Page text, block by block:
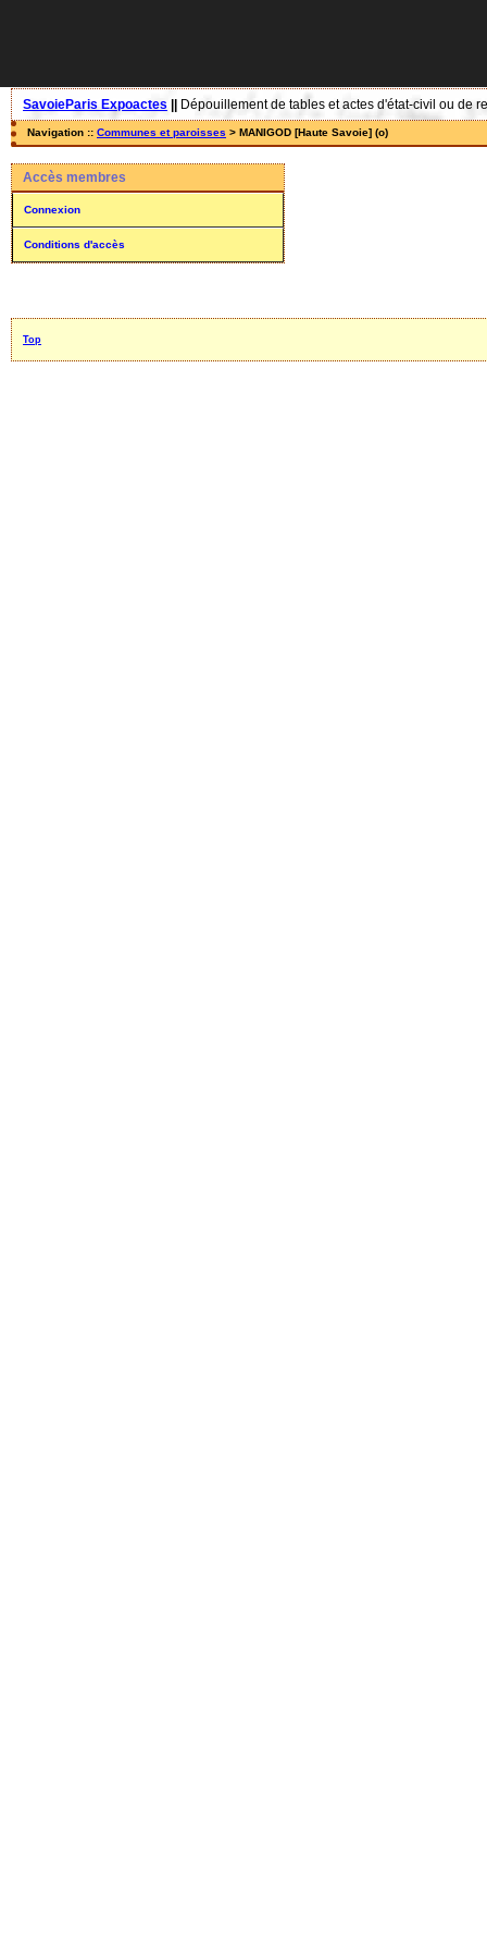
SavoieParis Expoactes Dépouillement de tables et actes d'état-civil ou de
Navigation :: Communes et paroisses > MANIGOD [Haute Savoie] (o)
Accès membres
Connexion
Conditions d'accès
Top